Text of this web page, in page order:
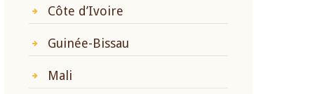
Côte d’Ivoire
Guinée-Bissau
Mali